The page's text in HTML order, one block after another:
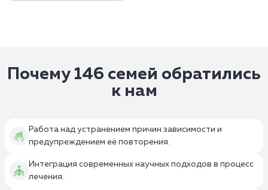
Почему 146 семей обратились
к нам
Работа над устранением причин зависимости и
предупреждением её повторения.
Интеграция современных научных подходов в процесс
лечения.